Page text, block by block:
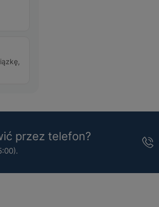
przez telefon?